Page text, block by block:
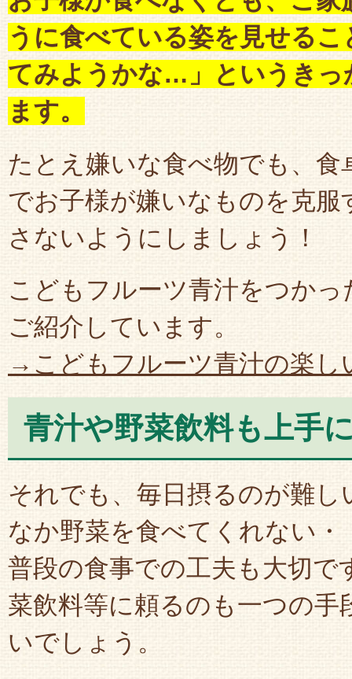
うに食べている姿を見せる
てみようかな…」というきっ
ます。
たとえ嫌いな食べ物でも、
でお子様が嫌いなものを克
さないようにしましょう！
こどもフルーツ青汁をつか
ご紹介しています。
→こどもフルーツ青汁の楽し
青汁や野菜飲料も上手
それでも、毎日摂るのが難
なか野菜を食べてくれない・
普段の食事での工夫も大切で
菜飲料等に頼るのも一つの手
いでしょう。